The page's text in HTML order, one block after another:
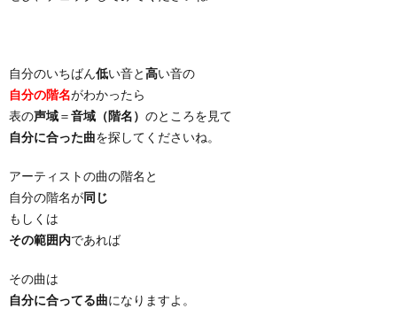
自分のいちばん低い音と高い音の
自分の階名がわかったら
表の声域＝音域（階名） のところを見て
自分に合った曲を探してくださいね。
アーティストの曲の階名と
自分の階名が同じ
もしくは
その範囲内であれば
その曲は
自分に合ってる曲になりますよ。